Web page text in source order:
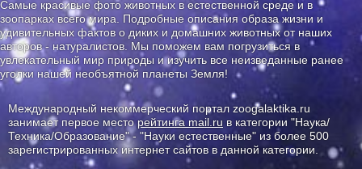
Самые красивые фото животных в естественной среде и в
зоопарках всего мира. Подробные описания образа жизни и
удивительных фактов о диких и домашних животных от наших
авторов - натуралистов. Мы поможем вам погрузиться в
увлекательный мир природы и изучить все неизведанные ранее
уголки нашей необъятной планеты Земля!
Международный некоммерческий портал zoogalaktika.ru
занимает первое месторейтинга mail.ru в категории "Наука/
Техника/Образование" - "Науки естественные" из более 500
зарегистрированных интернет сайтов в данной категории.